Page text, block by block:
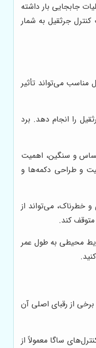
جابجایی بار داشته
جرثقیل به شمار
مناسب می‌تواند تأثیر
را انجام دهد. برد
حساس و سنگین، اهمیت
و طراحی دکمه‌ها و
خطرناک، می‌تواند از
کند.
محیطی به طول عمر
از رقبای اصلی آن
ساگا معمولاً از